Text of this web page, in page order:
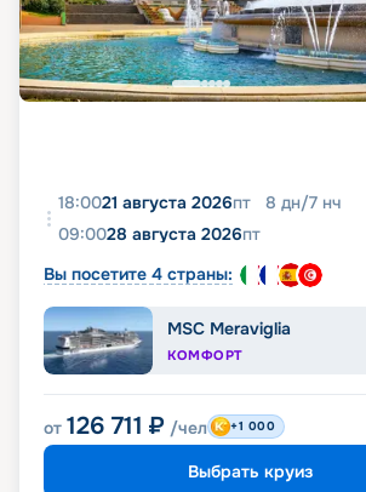
18:0021 августа 2026пт 8 дн/7 нч
09:0028 августа 2026пт
Вы посетите 4 страны:
MSC Meraviglia
КОМФОРТ
от 126 711 ₽ /чел +1 000
Выбрать круиз